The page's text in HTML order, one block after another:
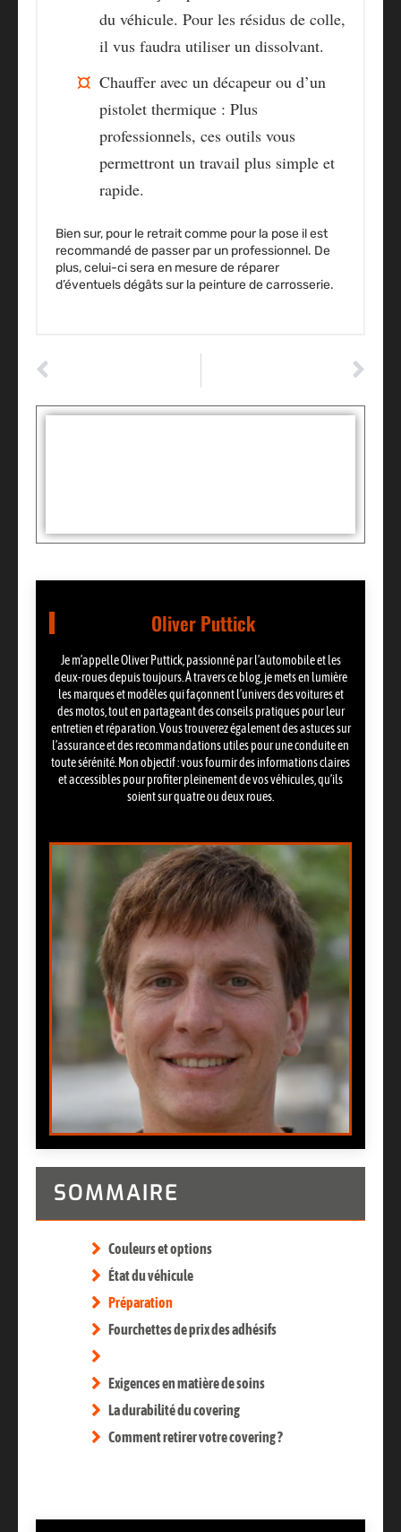
du véhicule. Pour les résidus de colle,
il vus faudra utiliser un dissolvant.
Chauffer avec un décapeur ou d’un
pistolet thermique : Plus
professionnels, ces outils vous
permettront un travail plus simple et
rapide.
Bien sur, pour le retrait comme pour la pose il est
recommandé de passer par un professionnel. De
plus, celui-ci sera en mesure de réparer
d’éventuels dégâts sur la peinture de carrosserie.
Oliver Puttick
Je m’appelle Oliver Puttick, passionné par l’automobile et les
deux-roues depuis toujours. À travers ce blog, je mets en lumière
les marques et modèles qui façonnent l’univers des voitures et
des motos, tout en partageant des conseils pratiques pour leur
entretien et réparation. Vous trouverez également des astuces sur
l’assurance et des recommandations utiles pour une conduite en
toute sérénité. Mon objectif : vous fournir des informations claires
et accessibles pour profiter pleinement de vos véhicules, qu’ils
soient sur quatre ou deux roues.
SOMMAIRE
Couleurs et options
État du véhicule
Préparation
Fourchettes de prix des adhésifs
Exigences en matière de soins
La durabilité du covering
Comment retirer votre covering ?